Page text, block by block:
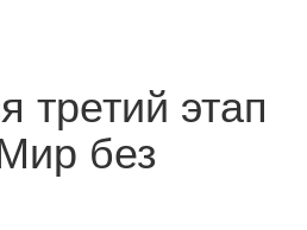
третий этап
без